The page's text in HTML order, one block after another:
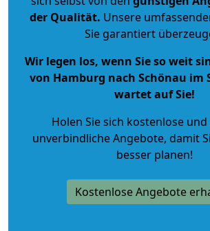
der Qualität. Unsere
Sie garantiert
Wir legen los, wenn Sie so weit
von Hamburg nach Schönau im
wartet auf Sie!
Holen Sie sich kostenlose
unverbindliche Angebote, damit
besser planen!
Kostenlose Angebote